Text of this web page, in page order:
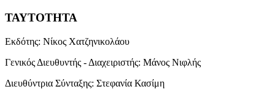
ΤΑΥΤΟΤΗΤΑ
Εκδότης: Νίκος Χατζηνικολάου
Γενικός Διευθυντής - Διαχειριστής: Μάνος Νιφλής
Διευθύντρια Σύνταξης: Στεφανία Κασίμη